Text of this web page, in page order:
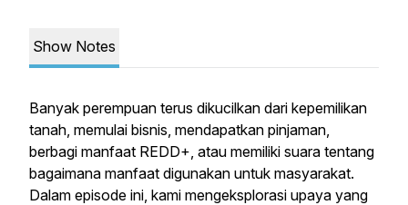
Show Notes
Banyak perempuan terus dikucilkan dari kepemilikan
tanah, memulai bisnis, mendapatkan pinjaman,
berbagi manfaat REDD+, atau memiliki suara tentang
bagaimana manfaat digunakan untuk masyarakat.
Dalam episode ini, kami mengeksplorasi upaya yang